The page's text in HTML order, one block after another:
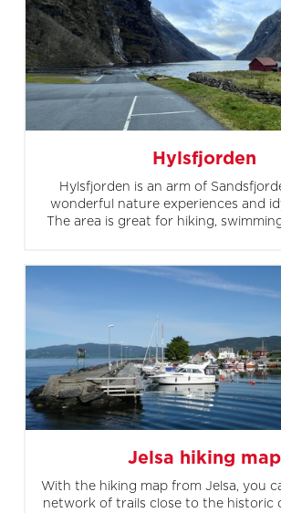
Hylsfjorden
Hylsfjorden is an arm of
wonderful nature experiences and
The area is great for hiking,
Jelsa hiking map
With the hiking map from Jelsa, you
network of trails close to the historic